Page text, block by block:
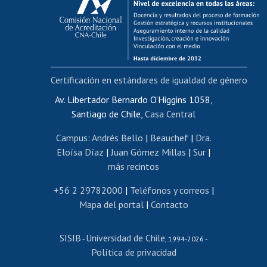
Postulación al AUCAI
Funcionarias/os
Cursos internos de capacitación
Bienestar del personal
Portal de movilidad interna
Certificado de renta
Certificado de renta honorarios
Editar páginas blancas
Extranjeras/os
Revalidación y reconocimiento de títulos
Postulación al Programa de Movilidad Estudiantil
Cursos de español
Av. Libertador Bernardo O'Higgins 1058,
Santiago de Chile, Casa Central
Campus: Andrés Bello | Beauchef| Dra.
Eloísa Díaz |Juan Gómez Millas | Sur |
más recintos
+56 2 29782000 | Teléfonos y correos |
Mapa del portal| Contacto
SISIB - Universidad de Chile, 1994-2026 -
Política de privacidad
Certificación en estándares de igualdad de género